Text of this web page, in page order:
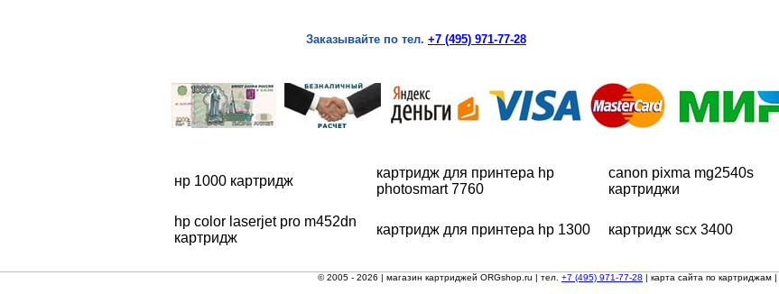
Заказывайте по тел. +7 (495) 971-77-28
нр 1000 картридж
картридж для принтера hp
photosmart 7760
canon pixma mg2540s
картриджи
hp color laserjet pro m452dn
картридж
картридж для принтера hp 1300 картридж scx 3400
© 2005 - 2026 | магазин картриджей ORGshop.ru | тел. +7 (495) 971-77-28 | карта сайта по картриджам |